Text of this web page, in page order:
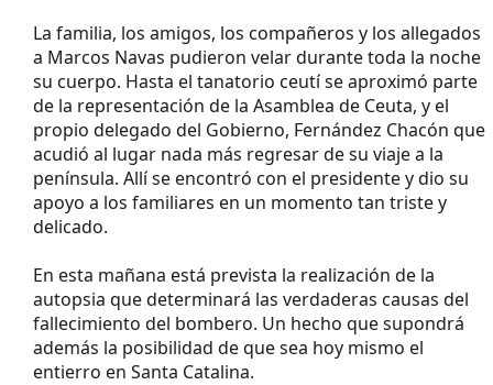
La familia, los amigos, los compañeros y los allegados
a Marcos Navas pudieron velar durante toda la noche
su cuerpo. Hasta el tanatorio ceutí se aproximó parte
de la representación de la Asamblea de Ceuta, y el
propio delegado del Gobierno, Fernández Chacón que
acudió al lugar nada más regresar de su viaje a la
península. Allí se encontró con el presidente y dio su
apoyo a los familiares en un momento tan triste y
delicado.
En esta mañana está prevista la realización de la
autopsia que determinará las verdaderas causas del
fallecimiento del bombero. Un hecho que supondrá
además la posibilidad de que sea hoy mismo el
entierro en Santa Catalina.